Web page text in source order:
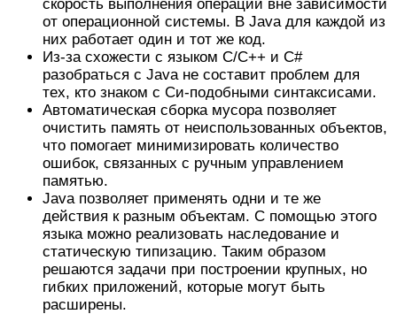
скорость выполнения операций вне зависимости
от операционной системы. В Java для каждой из
них работает один и тот же код.
Из-за схожести с языком C/C++ и C#
разобраться с Java не составит проблем для
тех, кто знаком с Си-подобными синтаксисами.
Автоматическая сборка мусора позволяет
очистить память от неиспользованных объектов,
что помогает минимизировать количество
ошибок, связанных с ручным управлением
памятью.
Java позволяет применять одни и те же
действия к разным объектам. С помощью этого
языка можно реализовать наследование и
статическую типизацию. Таким образом
решаются задачи при построении крупных, но
гибких приложений, которые могут быть
расширены.